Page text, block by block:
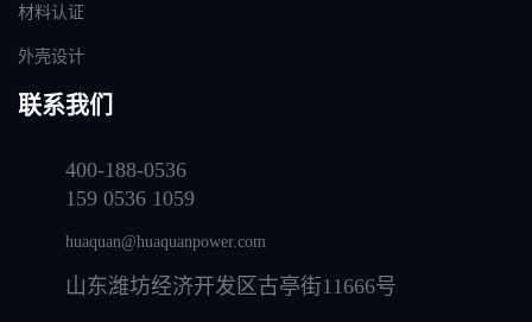
材料认证
外壳设计
联系我们
400-188-0536
159 0536 1059
huaquan@huaquanpower.com
山东潍坊经济开发区古亭街11666号